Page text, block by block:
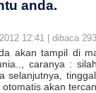
anda.
12:41 | dibaca
akan tampil di
caranya :
selanjutnya,
akan